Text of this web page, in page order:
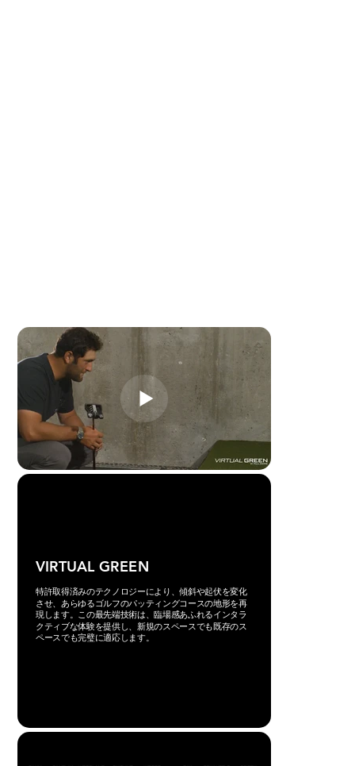
VIRTUAL GREEN
特許取得済みのテクノロジーにより、傾斜や起伏を変化
させ、あらゆるゴルフのパッティングコースの地形を再
現します。この最先端技術は、臨場感あふれるインタラ
クティブな体験を提供し、新規のスペースでも既存のス
ペースでも完璧に適応します。